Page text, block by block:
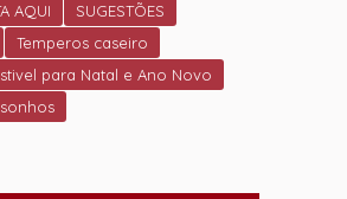
AQUI
SUGESTÕES
Temperos caseiro
para Natal e Ano Novo
sonhos